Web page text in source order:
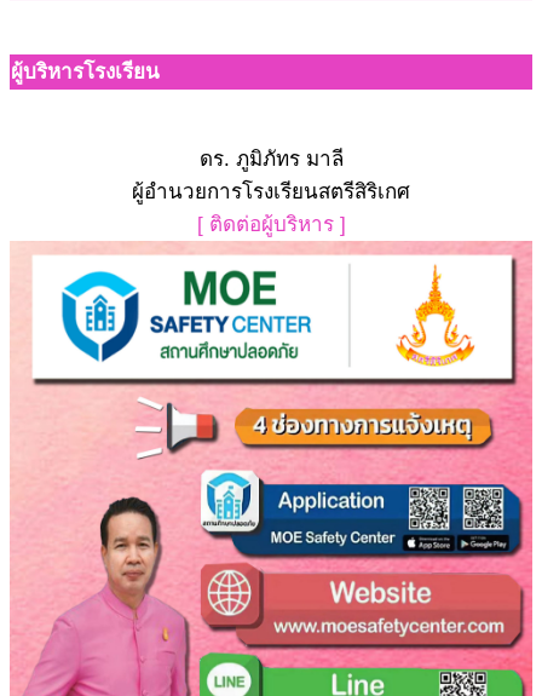
ผู้บริหารโรงเรียน
ดร. ภูมิภัทร มาลี
ผู้อำนวยการโรงเรียนสตรีสิริเกศ
[ ติดต่อผู้บริหาร ]